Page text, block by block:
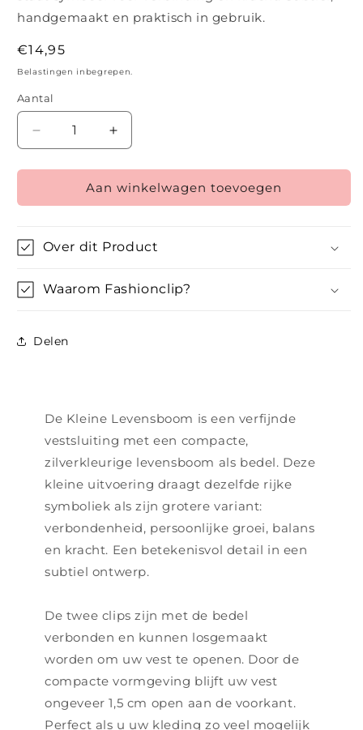
handgemaakt en praktisch in gebruik.
Normale
prijs
€14,95
Belastingen inbegrepen.
Aantal
Aantal
verlagen
voor
Kleine
Aantal
verhogen
voor
De
Kleine
Aan winkelwagen toevoegen
Over dit Product
Waarom Fashionclip?
Delen
De Kleine Levensboom is een verfijnde
vestsluiting met een compacte,
zilverkleurige levensboom als bedel. Deze
kleine uitvoering draagt dezelfde rijke
symboliek als zijn grotere variant:
verbondenheid, persoonlijke groei, balans
en kracht. Een betekenisvol detail in een
subtiel ontwerp.
De twee clips zijn met de bedel
verbonden en kunnen losgemaakt
worden om uw vest te openen. Door de
compacte vormgeving blijft uw vest
ongeveer 1,5 cm open aan de voorkant.
Perfect als u uw kleding zo veel mogelijk